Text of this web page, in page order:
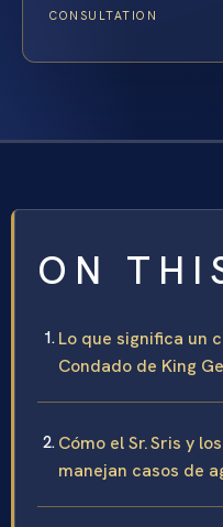
CONSULTATION
ON
Lo que significa un
Condado de King
Cómo el Sr. Sris y
manejan casos de